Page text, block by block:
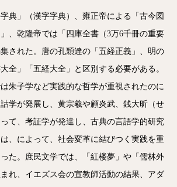
典」（漢字字典）、雍正帝による「古今図
、乾隆帝では「四庫全書（3万6千冊の重要
された。唐の孔穎達の「五経正義」、明の
全」「五経大全」と区別する必要がある。
朱子学など実践的な哲学が重視されたのに
学が発展し、黄宗羲や顧炎武、銭大昕（せ
て、考証学が発達し、古典の言語学的研究
、によって、社会変革に結びつく実践を重
た。庶民文学では、「紅楼夢」や「儒林外
れ、イエズス会の宣教師活動の結果、アダ